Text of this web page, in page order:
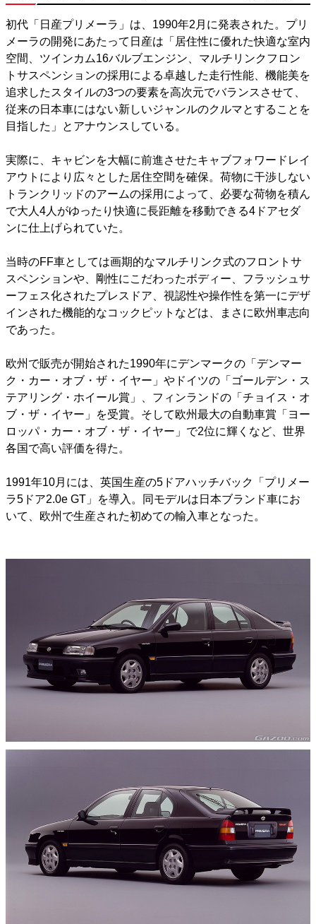
初代「日産プリメーラ」は、1990年2月に発表された。プリ
メーラの開発にあたって日産は「居住性に優れた快適な室内
空間、ツインカム16バルブエンジン、マルチリンクフロン
トサスペンションの採用による卓越した走行性能、機能美を
追求したスタイルの3つの要素を高次元でバランスさせて、
従来の日本車にはない新しいジャンルのクルマとすることを
目指した」とアナウンスしている。
実際に、キャビンを大幅に前進させたキャブフォワードレイ
アウトにより広々とした居住空間を確保。荷物に干渉しない
トランクリッドのアームの採用によって、必要な荷物を積ん
で大人4人がゆったり快適に長距離を移動できる4ドアセダ
ンに仕上げられていた。
当時のFF車としては画期的なマルチリンク式のフロントサ
スペンションや、剛性にこだわったボディー、フラッシュサ
ーフェス化されたプレスドア、視認性や操作性を第一にデザ
インされた機能的なコックピットなどは、まさに欧州車志向
であった。
欧州で販売が開始された1990年にデンマークの「デンマー
ク・カー・オブ・ザ・イヤー」やドイツの「ゴールデン・ス
テアリング・ホイール賞」、フィンランドの「チョイス・オ
ブ・ザ・イヤー」を受賞。そして欧州最大の自動車賞「ヨー
ロッパ・カー・オブ・ザ・イヤー」で2位に輝くなど、世界
各国で高い評価を得た。
1991年10月には、英国生産の5ドアハッチバック「プリメー
ラ5ドア2.0e GT」を導入。同モデルは日本ブランド車にお
いて、欧州で生産された初めての輸入車となった。